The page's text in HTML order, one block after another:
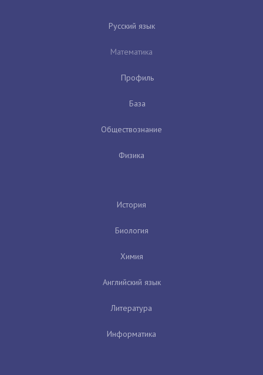
Русский язык
Математика
Профиль
База
Обществознание
Физика
История
Биология
Химия
Английский язык
Литература
Информатика